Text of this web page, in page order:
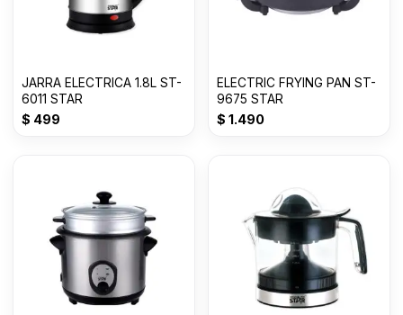
JARRA ELECTRICA 1.8L ST-
6011 STAR
$ 499
ELECTRIC FRYING PAN ST-
9675 STAR
$ 1.490